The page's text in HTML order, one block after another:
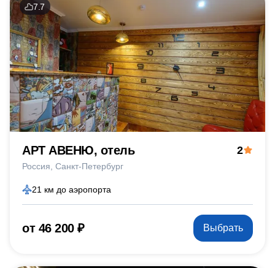
7.7
АРТ АВЕНЮ, отель
Россия Санкт-Петербург
2
21 км до аэропорта
от 46 200 ₽ Выбрать